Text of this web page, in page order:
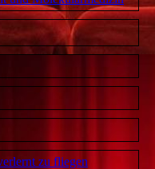
zu fliegen